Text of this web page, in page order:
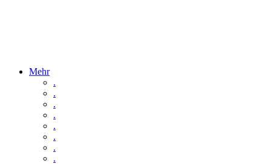
Mehr
.
.
.
.
.
.
.
.